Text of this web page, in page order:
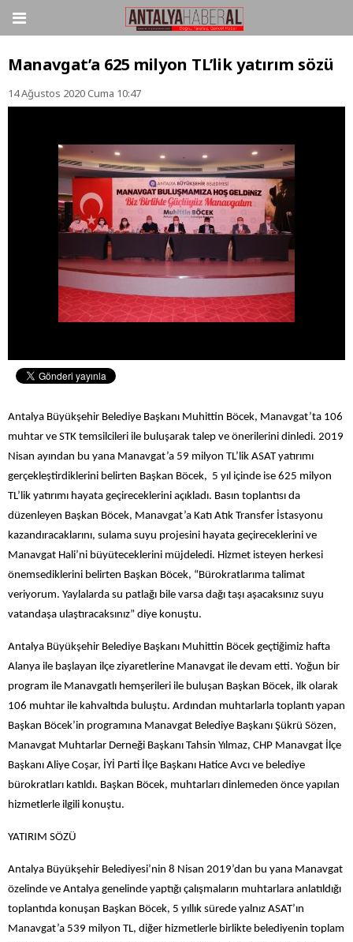
Manavgat’a 625 milyon TL’lik yatırım sözü
14 Ağustos 2020 Cuma 10:47
Antalya Büyükşehir Belediye Başkanı Muhittin Böcek, Manavgat’ta 106
muhtar ve STK temsilcileri ile buluşarak talep ve önerilerini dinledi. 2019
Nisan ayından bu yana Manavgat’a 59 milyon TL’lik ASAT yatırımı
gerçekleştirdiklerini belirten Başkan Böcek, 5 yıl içinde ise 625 milyon
TL’lik yatırımı hayata geçireceklerini açıkladı. Basın toplantısı da
düzenleyen Başkan Böcek, Manavgat’a Katı Atık Transfer İstasyonu
kazandıracaklarını, sulama suyu projesini hayata geçireceklerini ve
Manavgat Hali’ni büyüteceklerini müjdeledi. Hizmet isteyen herkesi
önemsediklerini belirten Başkan Böcek, “Bürokratlarıma talimat
veriyorum. Yaylalarda su patlağı bile varsa dağı taşı aşacaksınız suyu
vatandaşa ulaştıracaksınız” diye konuştu.
Antalya Büyükşehir Belediye Başkanı Muhittin Böcek geçtiğimiz hafta
Alanya ile başlayan ilçe ziyaretlerine Manavgat ile devam etti. Yoğun bir
program ile Manavgatlı hemşerileri ile buluşan Başkan Böcek, ilk olarak
106 muhtar ile kahvaltıda buluştu. Ardından muhtarlarla toplantı yapan
Başkan Böcek’in programına Manavgat Belediye Başkanı Şükrü Sözen,
Manavgat Muhtarlar Derneği Başkanı Tahsin Yılmaz, CHP Manavgat İlçe
Başkanı Aliye Coşar, İYİ Parti İlçe Başkanı Hatice Avcı ve belediye
bürokratları katıldı. Başkan Böcek, muhtarları dinlemeden önce yapılan
hizmetlerle ilgili konuştu.
YATIRIM SÖZÜ
Antalya Büyükşehir Belediyesi’nin 8 Nisan 2019’dan bu yana Manavgat
özelinde ve Antalya genelinde yaptığı çalışmaların muhtarlara anlatıldığı
toplantıda konuşan Başkan Böcek, 5 yıllık sürede yalnız ASAT’ın
Manavgat’a 539 milyon TL, diğer hizmetlerle birlikte belediyenin toplam